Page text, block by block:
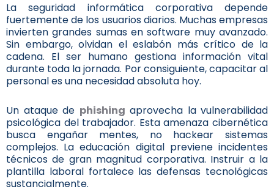
La seguridad informática corporativa depende
fuertemente de los usuarios diarios. Muchas empresas
invierten grandes sumas en software muy avanzado.
Sin embargo, olvidan el eslabón más crítico de la
cadena. El ser humano gestiona información vital
durante toda la jornada. Por consiguiente, capacitar al
personal es una necesidad absoluta hoy.
Un ataque de phishing aprovecha la vulnerabilidad
psicológica del trabajador. Esta amenaza cibernética
busca engañar mentes, no hackear sistemas
complejos. La educación digital previene incidentes
técnicos de gran magnitud corporativa. Instruir a la
plantilla laboral fortalece las defensas tecnológicas
sustancialmente.